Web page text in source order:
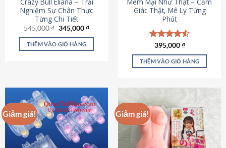
Crazy Bull Eliana – Trải
Nghiệm Sự Chân Thực
Từng Chi Tiết
545,000₫ Giá
là:
545,000 ₫.
345,000₫Giá
tại
THÊM VÀO GIỎ HÀNG
Mềm Mại Như Thật – Cảm
Giác Thật, Mê Ly Từng
Phút
Được xếp
hạng4.53
5 sao
395,000₫
THÊM VÀO GIỎ HÀNG
Giảm giá! Giảm giá!